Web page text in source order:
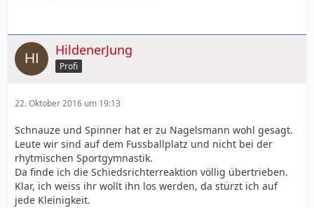
HildenerJung
Profi
22. Oktober 2016 um 19:13
Schnauze und Spinner hat er zu Nagelsmann wohl gesagt.
Leute wir sind auf dem Fussballplatz und nicht bei der
rhytmischen Sportgymnastik.
Da finde ich die Schiedsrichterreaktion völlig übertrieben.
Klar, ich weiss ihr wollt ihn los werden, da stürzt ich auf
jede Kleinigkeit.